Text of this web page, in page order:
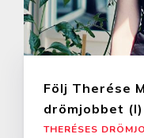
Följ Therése
drömjobbet (I)
THERÉSES